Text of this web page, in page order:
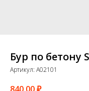
Бур по бетону
Артикул: A02101